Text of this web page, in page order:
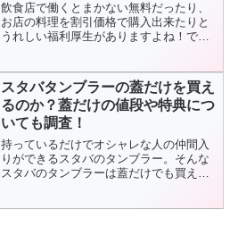
飲食店で働くとまかない無料だったり、
お店の料理を割引価格で購入出来たりと
うれしい福利厚生がありますよね！で
な従業員割引があるのか、アルバイトの
方でも利用できるかなどをまとめてみま
した！
スタバタンブラーの蓋だけを買え
るのか？蓋だけの値段や特典につ
いても調査！
持っているだけでオシャレな人の仲間入
りができるスタバのタンブラー。そんな
スタバのタンブラーは蓋だけでも買える